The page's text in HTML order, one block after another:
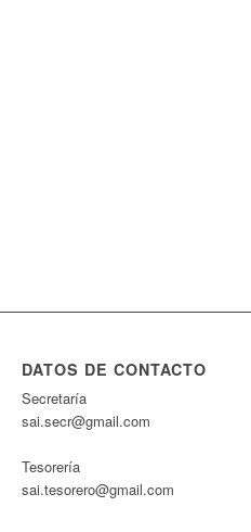
DATOS DE CONTACTO
Secretaría
sai.secr@gmail.com
Tesorería
sai.tesorero@gmail.com